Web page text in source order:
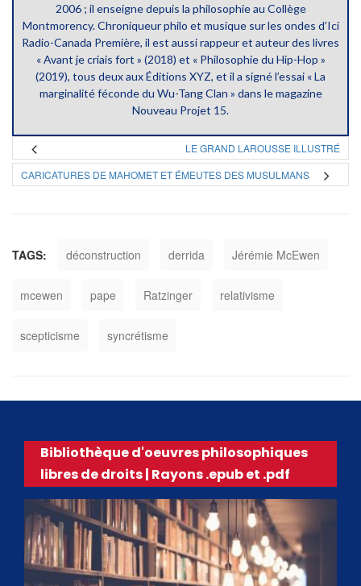
2006 ; il enseigne depuis la philosophie au Collège
Montmorency. Chroniqueur philo et musique sur les ondes d’Ici
Radio-Canada Première, il est aussi rappeur et auteur des livres
« Avant je criais fort » (2018) et « Philosophie du Hip-Hop »
(2019), tous deux aux Éditions XYZ, et il a signé l’essai « La
marginalité féconde du Wu-Tang Clan » dans le magazine
Nouveau Projet 15.
LE GRAND LAROUSSE ILLUSTRÉ
CARICATURES DE MAHOMET ET ÉMEUTES DES MUSULMANS
TAGS: déconstruction derrida Jérémie McEwen
mcewen pape Ratzinger relativisme
scepticisme syncrétisme
Bibliothèque d'oeuvres philosophiques
libres de droits | Rayons .epub et .pdf